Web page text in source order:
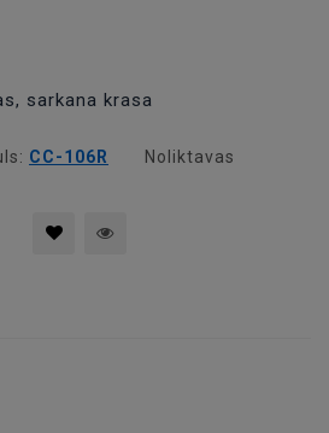
sarkana krasa
CC-106R
Noliktavas